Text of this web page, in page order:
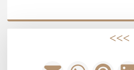
>>>